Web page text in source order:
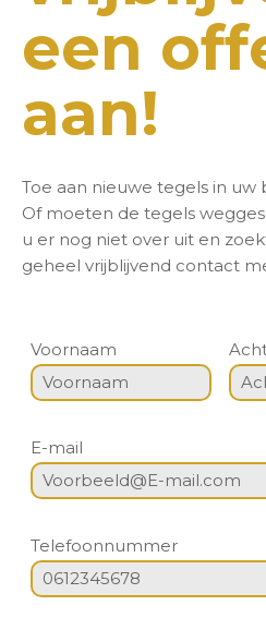
een
aan!
Toe aan nieuwe tegels in uw
Of moeten de tegels
u er nog niet over uit en
geheel vrijblijvend contact
Voornaam
E-mail
Telefoonnummer